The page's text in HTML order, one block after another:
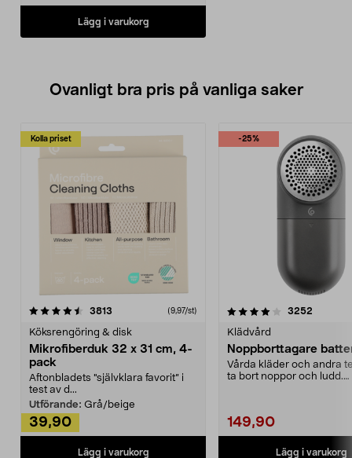
Lägg i varukorg
Ovanligt bra pris på vanliga saker
Kolla priset
3813 (9,97/st)
Köksrengöring & disk
Mikrofiberduk 32 x 31 cm, 4-
pack
Aftonbladets "självklara favorit” i
test av d...
Utförande: Grå/beige
39,90
Lägg i varukorg
-25%
4.0av 5 stjärnor 3252
Klädvård
Noppborttagare
Vårda kläder och andra
ta bort noppor och ludd.
149,90
Lägg i varukorg
4.5av 5 stjärnor